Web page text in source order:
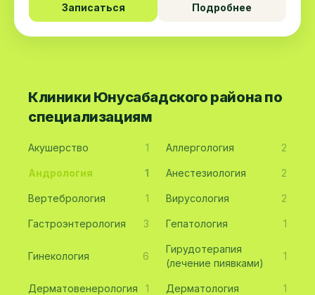
Записаться Подробнее
Клиники Юнусабадского района по
специализациям
Акушерство 1 Аллергология 2
Андрология 1 Анестезиология 2
Вертебрология 1 Вирусология 2
Гастроэнтерология 3 Гепатология 1
Гинекология 6
Гирудотерапия
(лечение пиявками)
1
Дерматовенерология 1 Дерматология 1